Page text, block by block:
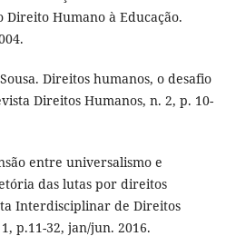
Humano à Educação.
Direitos humanos, o desafio
Direitos Humanos, n. 2, p. 10-
entre universalismo e
das lutas por direitos
Interdisciplinar de Direitos
p.11-32, jan/jun. 2016.